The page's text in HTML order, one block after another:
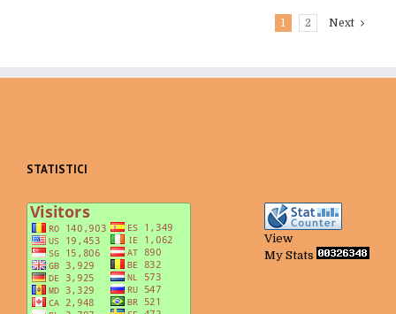
1 2 Next
STATISTICI
View
My Stats